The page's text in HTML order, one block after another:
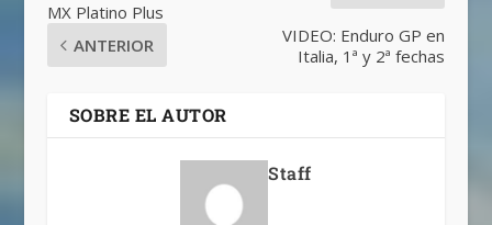
MX Platino Plus
ANTERIOR
VIDEO: Enduro GP en
Italia, 1ª y 2ª fechas
SOBRE EL AUTOR
Staff